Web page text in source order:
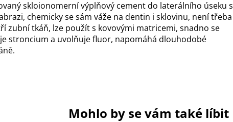
skloionomerní výplňový cement do laterálního úseku s
chemicky se sám váže na dentin i sklovinu, není třeba
zubní tkáň, lze použít s kovovými matricemi, snadno se
stroncium a uvolňuje fluor, napomáhá dlouhodobé
Mohlo by se vám také líbit